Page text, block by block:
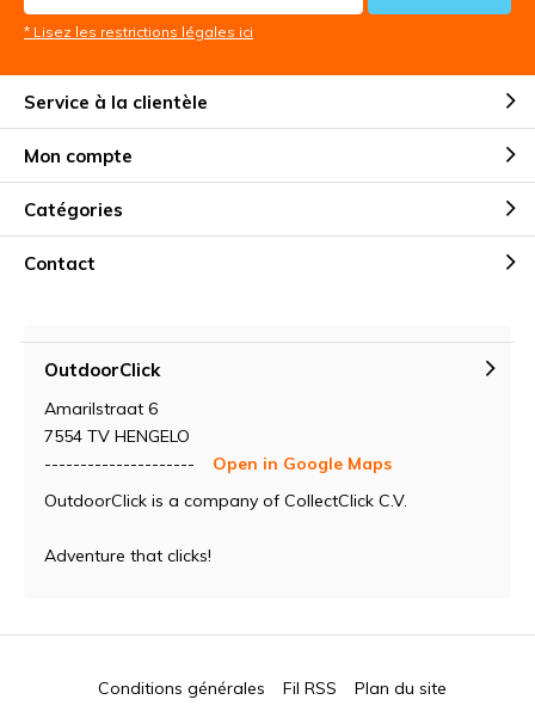
* Lisez les restrictions légales ici
Service à la clientèle
Mon compte
Catégories
Contact
OutdoorClick
Amarilstraat 6
7554 TV HENGELO
---------------------
Open in Google Maps
OutdoorClick is a company of CollectClick C.V.
Adventure that clicks!
Conditions générales Fil RSS Plan du site